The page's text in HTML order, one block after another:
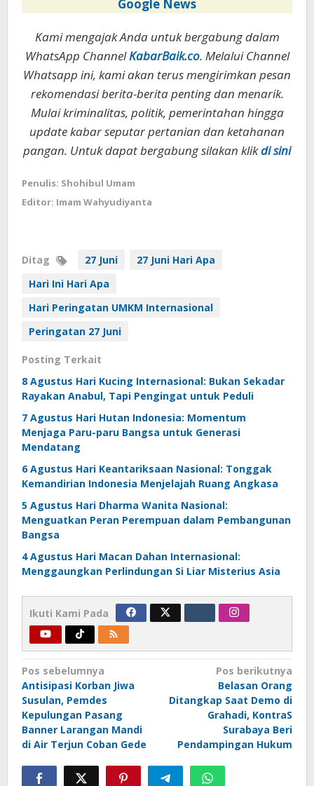
Google News
Kami mengajak Anda untuk bergabung dalam
WhatsApp ChannelKabarBaik.co. Melalui Channel
Whatsapp ini, kami akan terus mengirimkan pesan
rekomendasi berita-berita penting dan menarik.
Mulai kriminalitas, politik, pemerintahan hingga
update kabar seputar pertanian dan ketahanan
pangan. Untuk dapat bergabung silakan klikdi sini
Penulis: Shohibul Umam
Editor: Imam Wahyudiyanta
Ditag 27 Juni
27 Juni Hari Apa
Hari Ini Hari Apa
Hari Peringatan UMKM Internasional
Peringatan 27 Juni
Posting Terkait
8 Agustus Hari Kucing Internasional: Bukan Sekadar
Rayakan Anabul, Tapi Pengingat untuk Peduli
7 Agustus Hari Hutan Indonesia: Momentum
Menjaga Paru-paru Bangsa untuk Generasi
Mendatang
6 Agustus Hari Keantariksaan Nasional: Tonggak
Kemandirian Indonesia Menjelajah Ruang Angkasa
5 Agustus Hari Dharma Wanita Nasional:
Menguatkan Peran Perempuan dalam Pembangunan
Bangsa
4 Agustus Hari Macan Dahan Internasional:
Menggaungkan Perlindungan Si Liar Misterius Asia
Ikuti Kami Pada
Navigasi
pos
Pos sebelumnya
Antisipasi Korban Jiwa
Susulan, Pemdes
Kepulungan Pasang
Banner Larangan Mandi
di Air Terjun Coban Gede
Pos berikutnya
Belasan Orang
Ditangkap Saat Demo di
Grahadi, KontraS
Surabaya Beri
Pendampingan Hukum